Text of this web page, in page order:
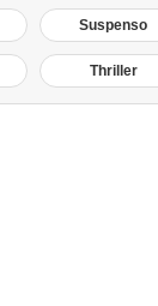
Suspenso
Thriller